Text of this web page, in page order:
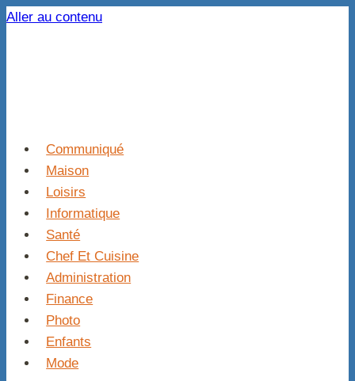
Aller au contenu
Communiqué
Maison
Loisirs
Informatique
Santé
Chef Et Cuisine
Administration
Finance
Photo
Enfants
Mode